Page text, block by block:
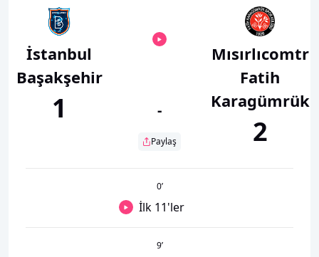
İstanbul
Başakşehir
1 -
Paylaş
Mısırlıcomtr
Fatih
Karagümrük
2
0’
İlk 11'ler
9’